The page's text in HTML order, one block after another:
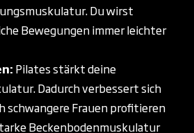
Du wirst
Bewegungen immer leichter
Pilates stärkt deine
Dadurch verbessert sich
schwangere Frauen profitieren
Beckenbodenmuskulatur